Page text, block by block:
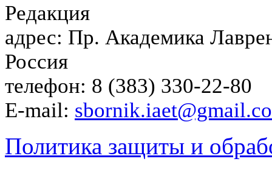
Редакция
адрес: Пр. Академика
Россия
телефон: 8 (383) 330-22-80
E-mail:
Политика защиты и